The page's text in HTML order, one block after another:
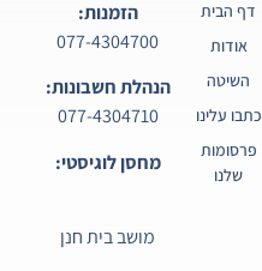
דף הבית
אודות
השיטה
כתבו עלינו
פרסומות
שלנו
הזמנות:
077-4304700
הנהלת חשבונות:
077-4304710
מחסן לוגיסטי:
מושב בית חנן